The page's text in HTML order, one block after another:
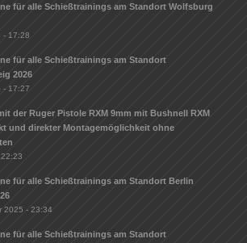
für alle Schießtrainings am Standort Wolfsburg
- 17:28
für alle Schießtrainings am Standort
2026
- 17:27
der Ruger Pistole RXM 9mm mit Bushnell RXM
und direkter Montagemöglichkeit ohne
für alle Schießtrainings am Standort Berlin
2025 - 23:34
für alle Schießtrainings am Standort